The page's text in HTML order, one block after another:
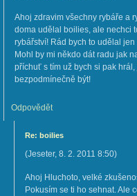
Ahoj zdravim všechny rybáře a
doma udělal boilies, ale nechci
rybářství! Rád bych to udělal
Mohl by mi někdo dát radu jak
příchuť s tím už bych si pak
bezpodmínečně být!
Odpovědět
Re: boilies
(Jeseter, 8. 2. 2011 8:50)
Ahoj Hluchoto, velké
Pokusím se ti ho sehnat. Ale